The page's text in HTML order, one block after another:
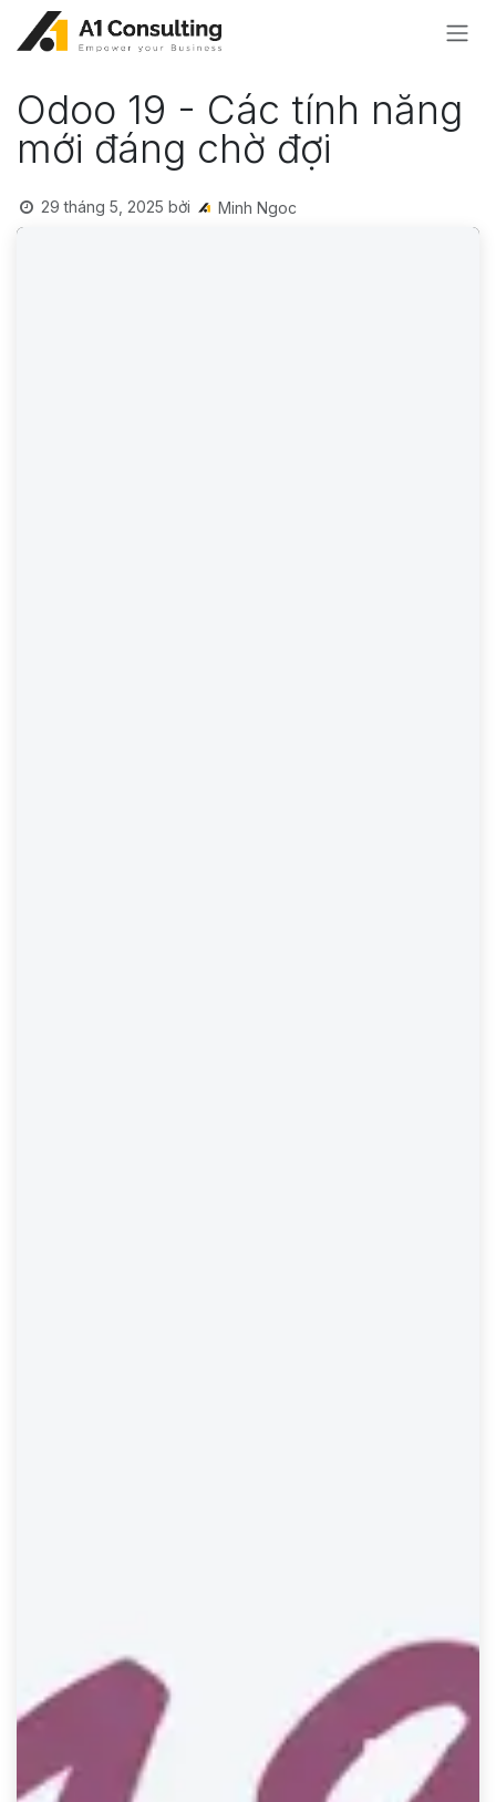
Bỏ qua để đến Nội dung
Odoo 19 - Các tính năng
mới đáng chờ đợi
29 tháng 5, 2025 bởi Minh Ngoc